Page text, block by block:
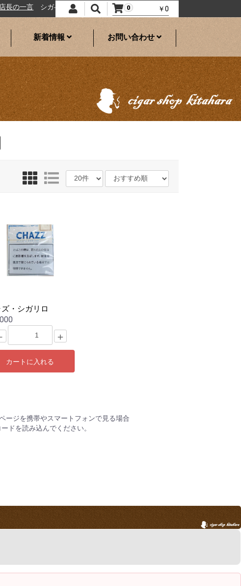
シガ―ショップきたはら 日本のたばこ
0 ￥0
新着情報 お問い合わせ
・シガリロ
＋
カートに入れる
ージを携帯やスマートフォンで見る場合
ードを読み込んでください。